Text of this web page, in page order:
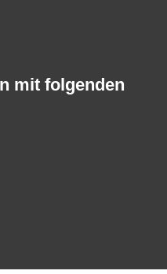
mit folgenden